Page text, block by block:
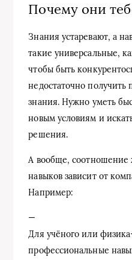
Почему они
Знания устаревают, а
такие универсальные,
чтобы быть
недостаточно получить
знания. Нужно уметь
новым условиям и
решения.
А вообще, соотношение
навыков зависит от
Например:
—
Для учёного или
профессиональные